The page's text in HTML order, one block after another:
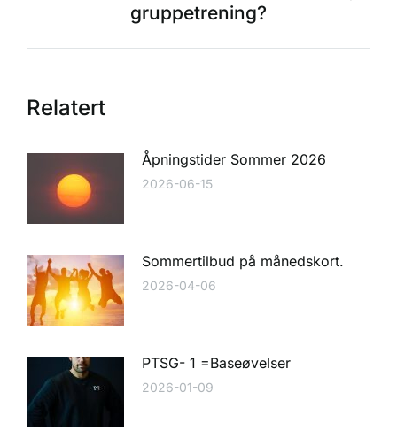
gruppetrening?
Relatert
Åpningstider Sommer 2026
2026-06-15
Sommertilbud på månedskort.
2026-04-06
PTSG- 1 =Baseøvelser
2026-01-09